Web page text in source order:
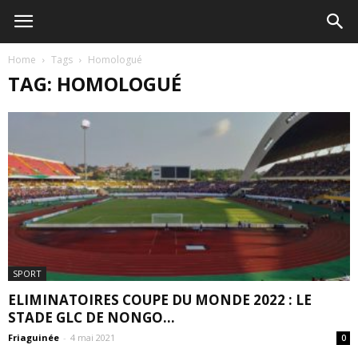
Home Tags Homologué
TAG: HOMOLOGUÉ
SPORT
ELIMINATOIRES COUPE DU MONDE 2022 : LE
STADE GLC DE NONGO...
Friaguinée - 4 mai 2021 0